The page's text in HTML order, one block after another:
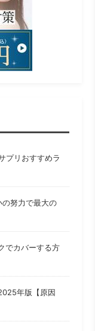
プリおすすめラ
努力で最大の
でカバーする方
年版【原因